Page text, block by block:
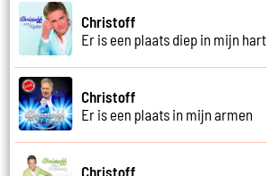
Christoff
Er is een plaats diep in mijn hart
Christoff
Er is een plaats in mijn armen
Christoff